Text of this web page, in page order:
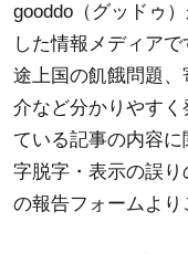
gooddo（グッドゥ
した情報メディア
途上国の飢餓問題
介など分かりやす
ている記事の内容
字脱字・表示の誤り
の報告フォームより